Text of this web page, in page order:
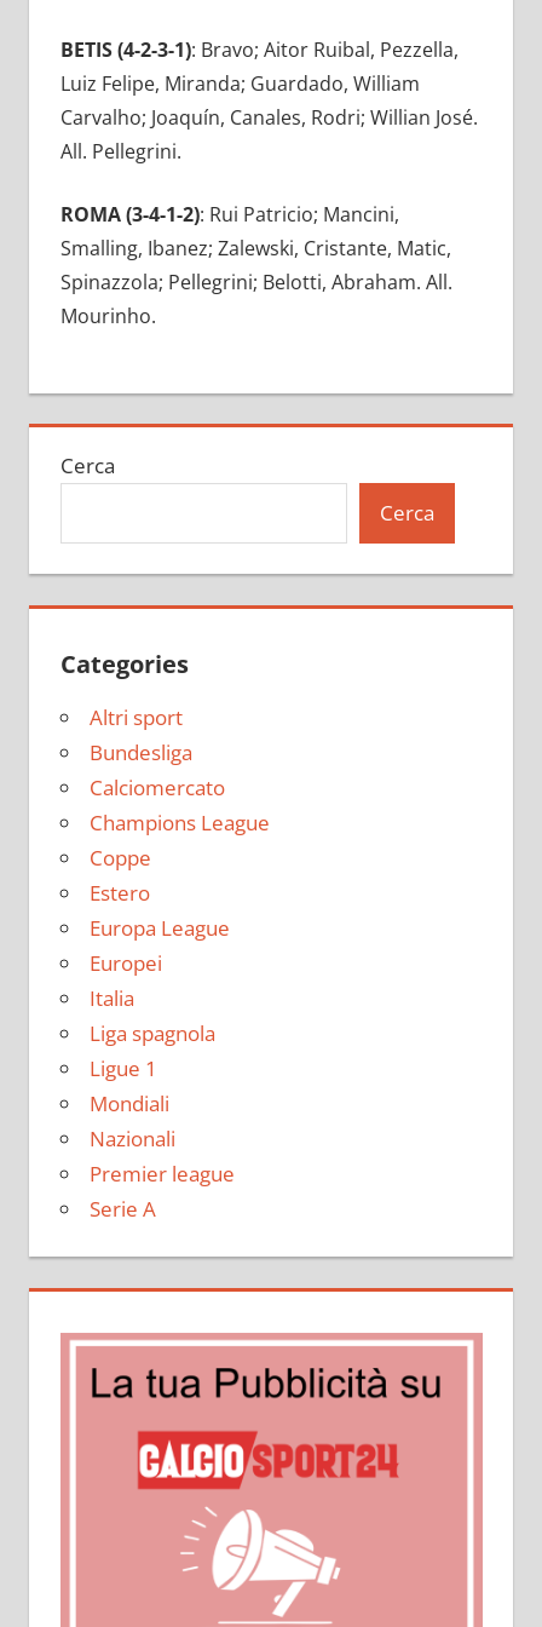
BETIS (4-2-3-1): Bravo; Aitor Ruibal, Pezzella,
Luiz Felipe, Miranda; Guardado, William
Carvalho; Joaquín, Canales, Rodri; Willian José.
All. Pellegrini.
ROMA (3-4-1-2): Rui Patricio; Mancini,
Smalling, Ibanez; Zalewski, Cristante, Matic,
Spinazzola; Pellegrini; Belotti, Abraham. All.
Mourinho.
Cerca
Cerca
Categories
Altri sport
Bundesliga
Calciomercato
Champions League
Coppe
Estero
Europa League
Europei
Italia
Liga spagnola
Ligue 1
Mondiali
Nazionali
Premier league
Serie A